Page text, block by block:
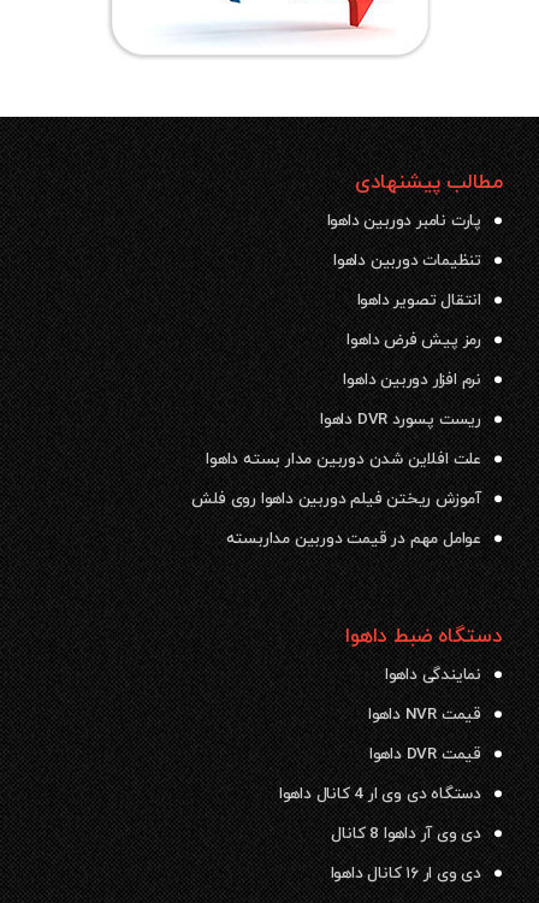
مطالب پیشنهادی
پارت نامبر دوربین داهوا
تنظیمات دوربین داهوا
انتقال تصویر داهوا
رمز پیش فرض داهوا
نرم افزار دوربین داهوا
ریست پسورد DVR داهوا
علت افلاین شدن دوربین مدار بسته داهوا
آموزش ریختن فیلم دوربین داهوا روی فلش
عوامل مهم در قیمت دوربین مداربسته
دستگاه ضبط داهوا
نمایندگی داهوا
قیمت NVR داهوا
قیمت DVR داهوا
دستگاه دی وی ار 4 کانال داهوا
دی وی آر داهوا 8 کانال
دی وی ار ۱۶ کانال داهوا